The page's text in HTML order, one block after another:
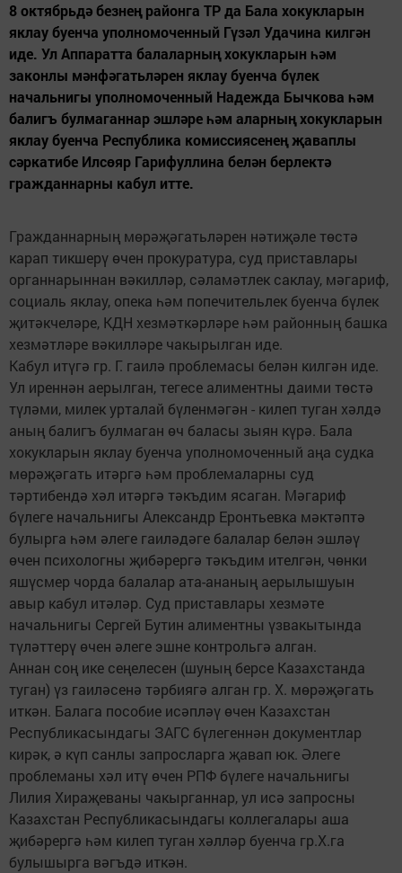
8 октябрьдә безнең районга ТР да Бала хокукларын
яклау буенча уполномоченный Гүзәл Удачина килгән
иде. Ул Аппаратта балаларның хокукларын һәм
законлы мәнфәгатьләрен яклау буенча бүлек
начальнигы уполномоченный Надежда Бычкова һәм
балигъ булмаганнар эшләре һәм аларның хокукларын
яклау буенча Республика комиссиясенең җаваплы
сәркатибе Илсөяр Гарифуллина белән берлектә
гражданнарны кабул итте.
Гражданнарның мөрәҗәгатьләрен нәтиҗәле төстә
карап тикшерү өчен прокуратура, суд приставлары
органнарыннан вәкилләр, сәламәтлек саклау, мәгариф,
социаль яклау, опека һәм попечительлек буенча бүлек
җитәкчеләре, КДН хезмәткәрләре һәм районның башка
хезмәтләре вәкилләре чакырылган иде.
Кабул итүгә гр. Г. гаилә проблемасы белән килгән иде.
Ул иреннән аерылган, тегесе алиментны даими төстә
түләми, милек урталай бүленмәгән - килеп туган хәлдә
аның балигъ булмаган өч баласы зыян күрә. Бала
хокукларын яклау буенча уполномоченный аңа судка
мөрәҗәгать итәргә һәм проблемаларны суд
тәртибендә хәл итәргә тәкъдим ясаган. Мәгариф
бүлеге начальнигы Александр Еронтьевка мәктәптә
булырга һәм әлеге гаиләдәге балалар белән эшләү
өчен психологны җибәрергә тәкъдим ителгән, чөнки
яшүсмер чорда балалар ата-ананың аерылышуын
авыр кабул итәләр. Суд приставлары хезмәте
начальнигы Сергей Бутин алиментны үзвакытында
түләттерү өчен әлеге эшне контрольгә алган.
Аннан соң ике сеңелесен (шуның берсе Казахстанда
туган) үз гаиләсенә тәрбиягә алган гр. Х. мөрәҗәгать
иткән. Балага пособие исәпләү өчен Казахстан
Республикасындагы ЗАГС бүлегеннән документлар
кирәк, ә күп санлы запросларга җавап юк. Әлеге
проблеманы хәл итү өчен РПФ бүлеге начальнигы
Лилия Хираҗеваны чакырганнар, ул исә запросны
Казахстан Республикасындагы коллегалары аша
җибәрергә һәм килеп туган хәлләр буенча гр.Х.га
булышырга вәгъдә иткән.